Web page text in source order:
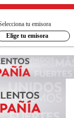
tu emisora
Elige tu emisora